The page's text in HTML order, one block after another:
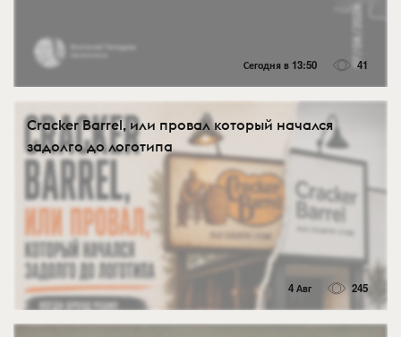
Сегодня в 13:50 41
Cracker Barrel, или провал который начался
задолго до логотипа
4 Авг 245